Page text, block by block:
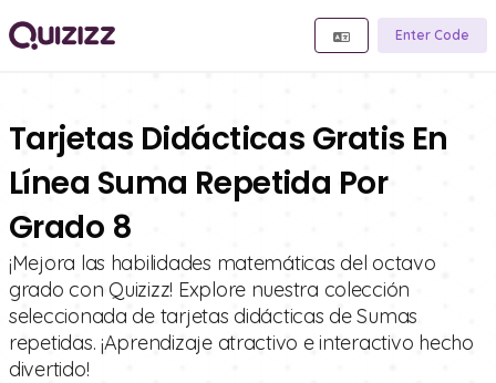
Enter Code
Tarjetas Didácticas Gratis En
Línea Suma Repetida Por
Grado 8
¡Mejora las habilidades matemáticas del octavo
grado con Quizizz! Explore nuestra colección
seleccionada de tarjetas didácticas de Sumas
repetidas. ¡Aprendizaje atractivo e interactivo hecho
divertido!